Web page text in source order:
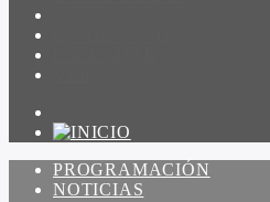
PROGRAMACIÓN
NOTICIAS